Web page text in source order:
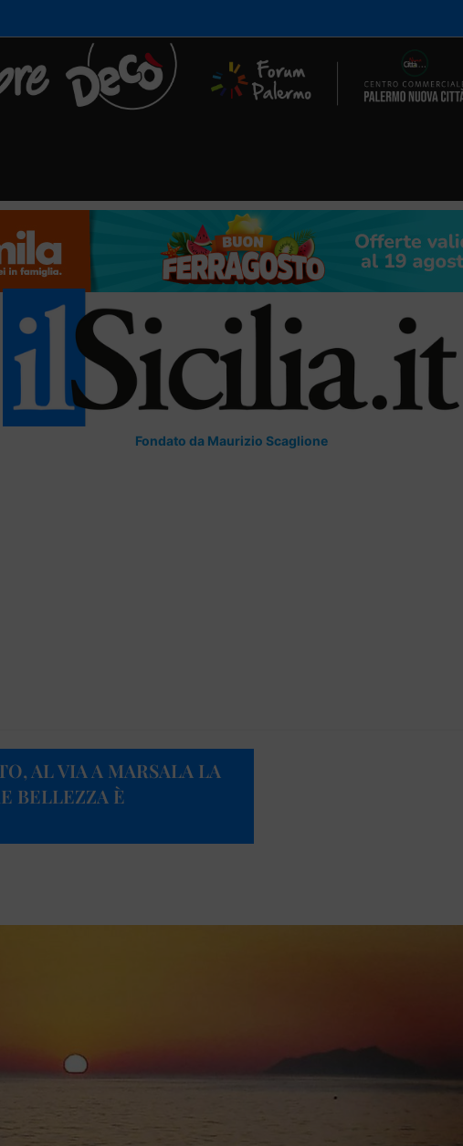
Fondato da Maurizio Scaglione
AL VIA A MARSALA LA
BELLEZZA È